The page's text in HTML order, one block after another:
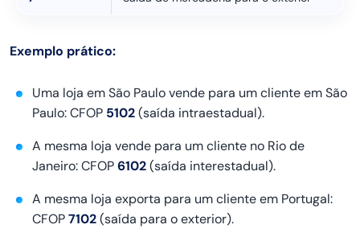
Exemplo prático:
Uma loja em São Paulo vende para um cliente em São
Paulo: CFOP 5102(saída intraestadual).
A mesma loja vende para um cliente no Rio de
Janeiro: CFOP6102(saída interestadual).
A mesma loja exporta para um cliente em Portugal:
CFOP7102(saída para o exterior).